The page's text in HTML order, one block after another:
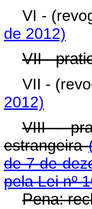
VI -
de 2012)
VII -
VII -
2012)
VIII –
estrangeira
de 7 de
pela Lei nº
Pena: